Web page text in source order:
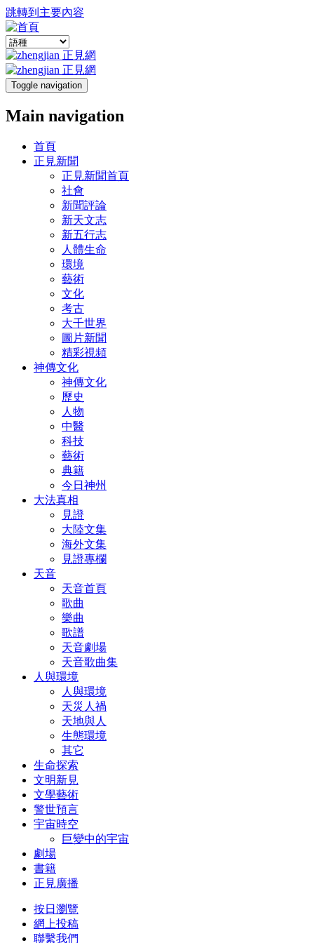
跳轉到主要內容
Toggle navigation
Main navigation
首頁
正見新聞
正見新聞首頁
社會
新聞評論
新天文志
新五行志
人體生命
環境
藝術
文化
考古
大千世界
圖片新聞
精彩視頻
神傳文化
神傳文化
歷史
人物
中醫
科技
藝術
典籍
今日神州
大法真相
見證
大陸文集
海外文集
見證專欄
天音
天音首頁
歌曲
樂曲
歌譜
天音劇場
天音歌曲集
人與環境
人與環境
天災人禍
天地與人
生態環境
其它
生命探索
文明新見
文學藝術
警世預言
宇宙時空
巨變中的宇宙
劇場
書籍
正見廣播
按日瀏覽
網上投稿
聯繫我們